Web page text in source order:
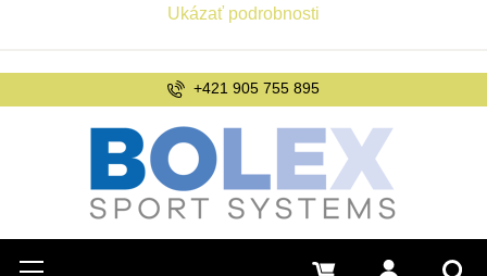
+421 905 755 895
Ukázať podrobnosti